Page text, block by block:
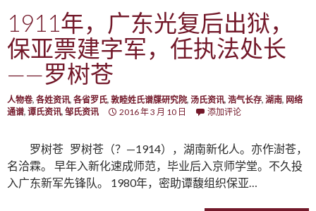
1911年，广东光复后出狱，
保亚票建字军，任执法处长
——罗树苍
人物卷, 各姓资讯, 各省罗氏, 敦睦姓氏谱牒研究院, 汤氏资讯, 浩气长存, 湖南, 网络
通谱, 谭氏资讯, 邹氏资讯 2016 年 3 月 10 日 添加评论
罗树苍 罗树苍（？—1914），湖南新化人。亦作澍苍，
名洽霖。 早年入新化速成师范，毕业后入京师学堂。不久投
入广东新军先锋队。 1980年，密助谭馥组织保亚…